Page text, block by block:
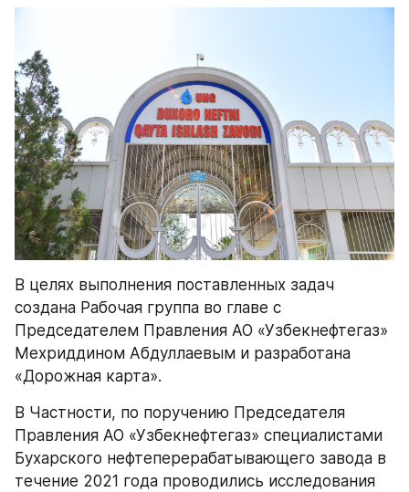
В целях выполнения поставленных задач
создана Рабочая группа во главе с
Председателем Правления АО «Узбекнефтегаз»
Мехриддином Абдуллаевым и разработана
«Дорожная карта».
В Частности, по поручению Председателя
Правления АО «Узбекнефтегаз» специалистами
Бухарского нефтеперерабатывающего завода в
течение 2021 года проводились исследования